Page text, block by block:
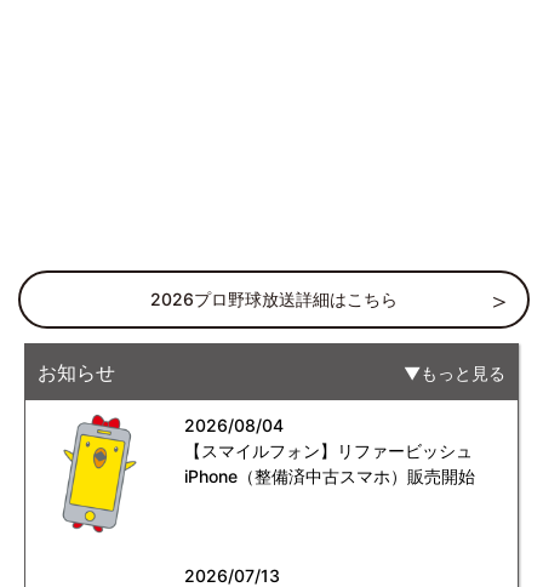
2026プロ野球放送詳細はこちら
お知らせ もっと見る
2026/08/04
【スマイルフォン】リファービッシュ
iPhone（整備済中古スマホ）販売開始
2026/07/13